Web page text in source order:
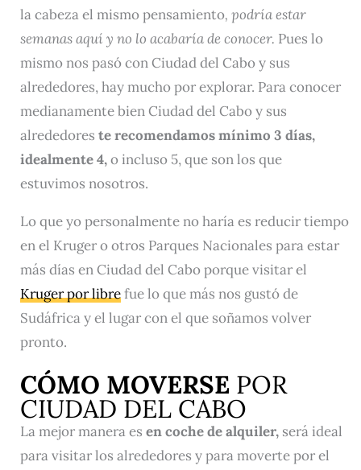
la cabeza el mismo pensamiento, podría estar
semanas aquí y no lo acabaría de conocer. Pues lo
mismo nos pasó con Ciudad del Cabo y sus
alrededores, hay mucho por explorar. Para conocer
medianamente bien Ciudad del Cabo y sus
alrededores te recomendamos mínimo 3 días,
idealmente 4,o incluso 5, que son los que
estuvimos nosotros.
Lo que yo personalmente no haría es reducir tiempo
en el Kruger o otros Parques Nacionales para estar
más días en Ciudad del Cabo porque visitar el
Kruger por librefue lo que más nos gustó de
Sudáfrica y el lugar con el que soñamos volver
pronto.
CÓMO MOVERSE POR
CIUDAD DEL CABO
La mejor manera es en coche de alquiler, será ideal
para visitar los alrededores y para moverte por el